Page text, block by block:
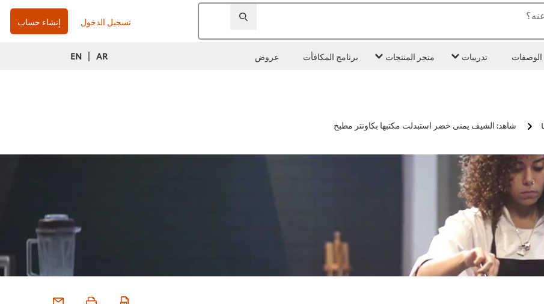
تسجيل الدخول إنشاء حساب
الوصفات تدريبات متجر المنتجات برنامج المكافأت عروض AR
|
EN
شاهد: الشيف يمنى خضر استبدلت مكتبها بكاونتر مطبخ